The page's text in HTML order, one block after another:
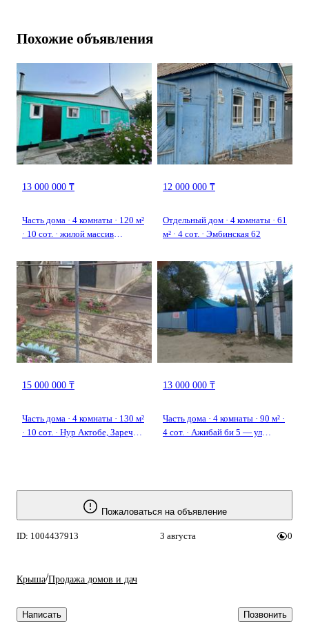
Похожие объявления
13 000 000 ₸
Часть дома · 4 комнаты · 120 м²
· 10 сот. · жилой массив
12 000 000 ₸
Отдельный дом · 4 комнаты · 61
м² · 4 сот. · Эмбинская 62
15 000 000 ₸
Часть дома · 4 комнаты · 130 м²
· 10 сот. · Нур Актобе, Заречная
13 000 000 ₸
Часть дома · 4 комнаты · 90 м² ·
4 сот. · Ажибай би 5 — ул
Пожаловаться на объявление
ID: 1004437913 3 августа 0
Крыша/Продажа домов и дач
Написать Позвонить